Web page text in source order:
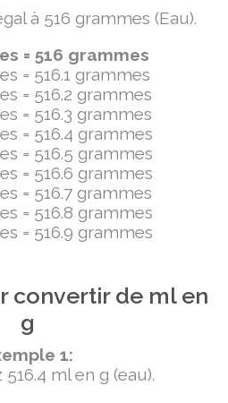
à 516 grammes (Eau).
= 516 grammes
= 516.1 grammes
= 516.2 grammes
= 516.3 grammes
= 516.4 grammes
= 516.5 grammes
= 516.6 grammes
= 516.7 grammes
= 516.8 grammes
= 516.9 grammes
convertir de ml en
g
1:
ml en g (eau).